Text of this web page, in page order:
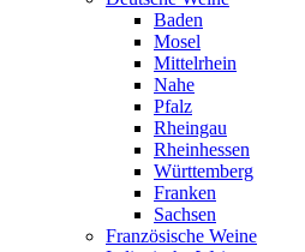
Baden
Mosel
Mittelrhein
Nahe
Pfalz
Rheingau
Rheinhessen
Württemberg
Franken
Sachsen
Französische Weine